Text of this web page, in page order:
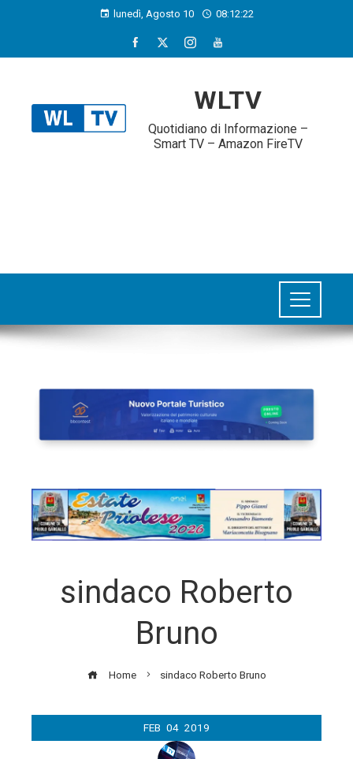
lunedì, Agosto 10 08:12:23
WLTV
Quotidiano di Informazione –
Smart TV – Amazon FireTV
sindaco Roberto
Bruno
Home sindaco Roberto Bruno
FEB 04 2019